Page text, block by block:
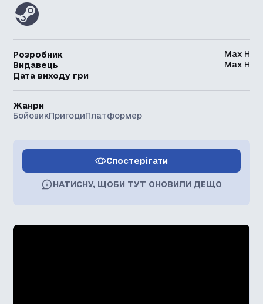
Розробник
Max H
Видавець
Max H
Дата виходу гри
Жанри
БойовикПригодиПлатформер
Спостерігати
НАТИСНУ, ЩОБИ ТУТ ОНОВИЛИ ДЕЩО